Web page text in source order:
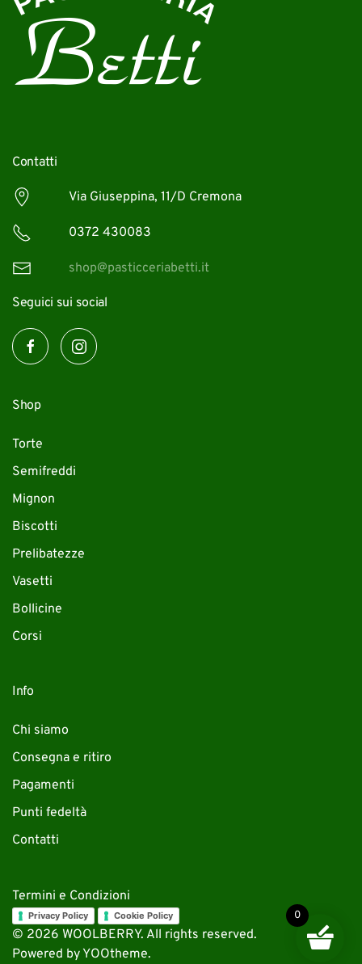
Contatti
Via Giuseppina, 11/D Cremona
0372 430083
shop@pasticceriabetti.it
Seguici sui social
Shop
Torte
Semifreddi
Mignon
Biscotti
Prelibatezze
Vasetti
Bollicine
Corsi
Info
Chi siamo
Consegna e ritiro
Pagamenti
Punti fedeltà
Contatti
Termini e Condizioni
Privacy Policy Cookie Policy
© 2026 WOOLBERRY. All rights reserved.
Powered by YOOtheme.
0